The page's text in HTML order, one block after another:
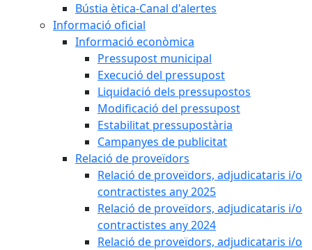
Bústia ètica-Canal d'alertes
Informació oficial
Informació econòmica
Pressupost municipal
Execució del pressupost
Liquidació dels pressupostos
Modificació del pressupost
Estabilitat pressupostària
Campanyes de publicitat
Relació de proveïdors
Relació de proveïdors, adjudicataris i/o
contractistes any 2025
Relació de proveïdors, adjudicataris i/o
contractistes any 2024
Relació de proveïdors, adjudicataris i/o